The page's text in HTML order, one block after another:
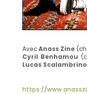
AvecAnass Zine
Cyril Benhamou
Lucas Scalambrino
https://